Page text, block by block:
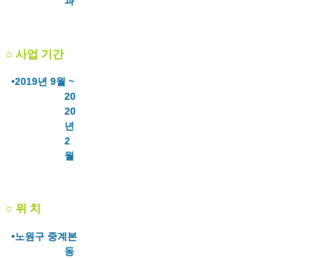
○ 사업 기간
•2019년 9월 ~
20
20
년
2
월
○ 위 치
•노원구 중계본
동